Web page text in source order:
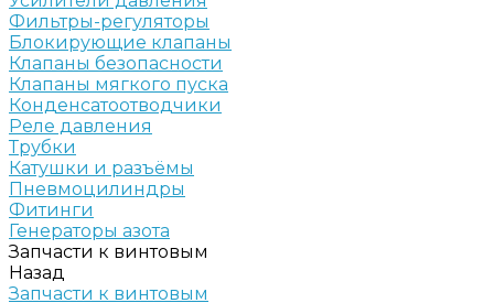
Фильтры-регуляторы
Блокирующие клапаны
Клапаны безопасности
Клапаны мягкого пуска
Конденсатоотводчики
Реле давления
Трубки
Катушки и разъёмы
Пневмоцилиндры
Фитинги
Генераторы азота
Запчасти к винтовым
Назад
Запчасти к винтовым